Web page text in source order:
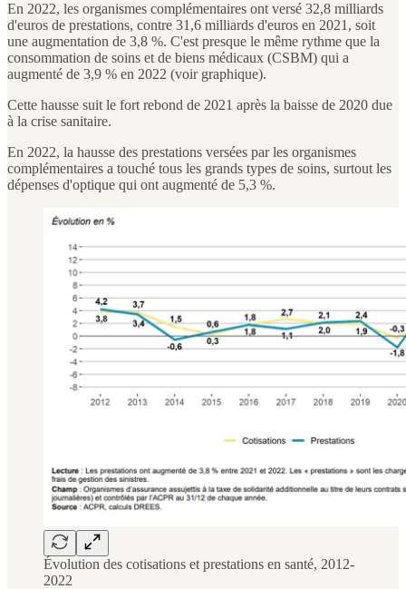
En 2022, les organismes complémentaires ont versé 32,8 milliards
d'euros de prestations, contre 31,6 milliards d'euros en 2021, soit
une augmentation de 3,8 %. C'est presque le même rythme que la
consommation de soins et de biens médicaux (CSBM) qui a
augmenté de 3,9 % en 2022 (voir graphique).
Cette hausse suit le fort rebond de 2021 après la baisse de 2020 due
à la crise sanitaire.
En 2022, la hausse des prestations versées par les organismes
complémentaires a touché tous les grands types de soins, surtout les
dépenses d'optique qui ont augmenté de 5,3 %.
Évolution des cotisations et prestations en santé, 2012-
2022